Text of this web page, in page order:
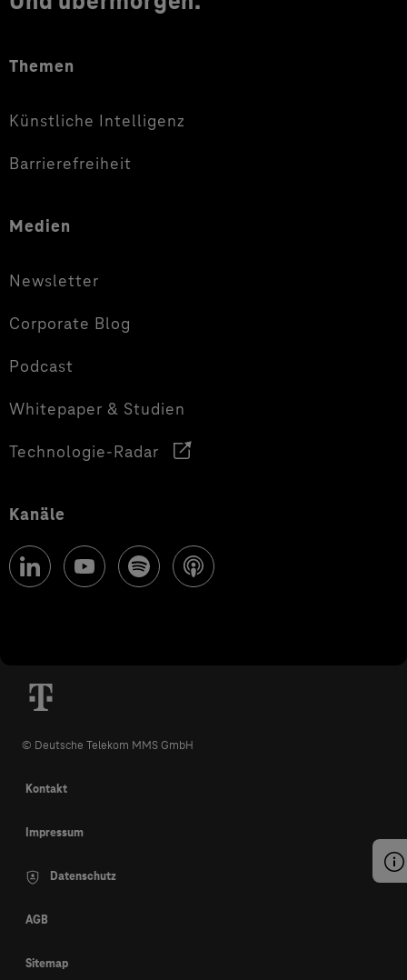
Themen
Künstliche Intelligenz
Barrierefreiheit
Medien
Newsletter
Corporate Blog
Podcast
Whitepaper & Studien
Technologie-Radar
Kanäle
© Deutsche Telekom MMS GmbH
Kontakt
Impressum
Datenschutz
AGB
Sitemap